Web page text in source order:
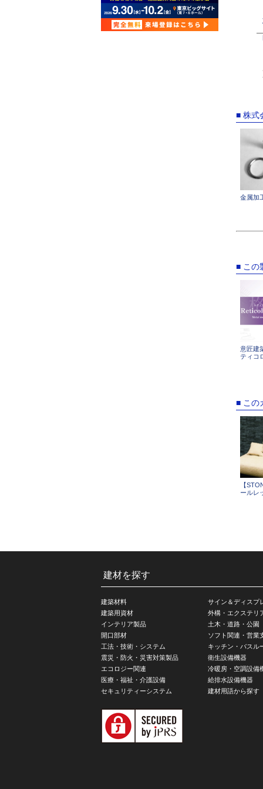
■ 株式
金属加
■ この
意匠建
ティコ
■ この
【
ールレ
建材を探す
建築材料
建築用資材
インテリア製品
開口部材
工法・技術・システム
震災・防火・災害対策製品
エコロジー関連
医療・福祉・介護設備
セキュリティーシステム
サイン＆ディスプ
外構・エクステリ
土木・道路・公園
ソフト関連・営業
キッチン・バスル
衛生設備機器
冷暖房・空調設備
給排水設備機器
建材用語から探す